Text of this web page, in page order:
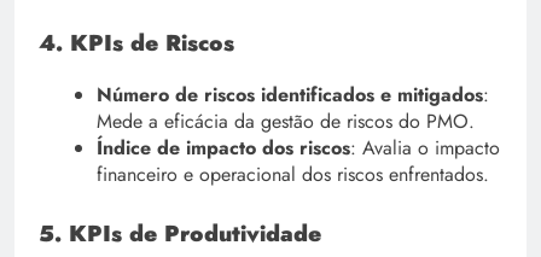
4. KPIs de Riscos
Número de riscos identificados e mitigados:
Mede a eficácia da gestão de riscos do PMO.
Índice de impacto dos riscos: Avalia o impacto
financeiro e operacional dos riscos enfrentados.
5. KPIs de Produtividade